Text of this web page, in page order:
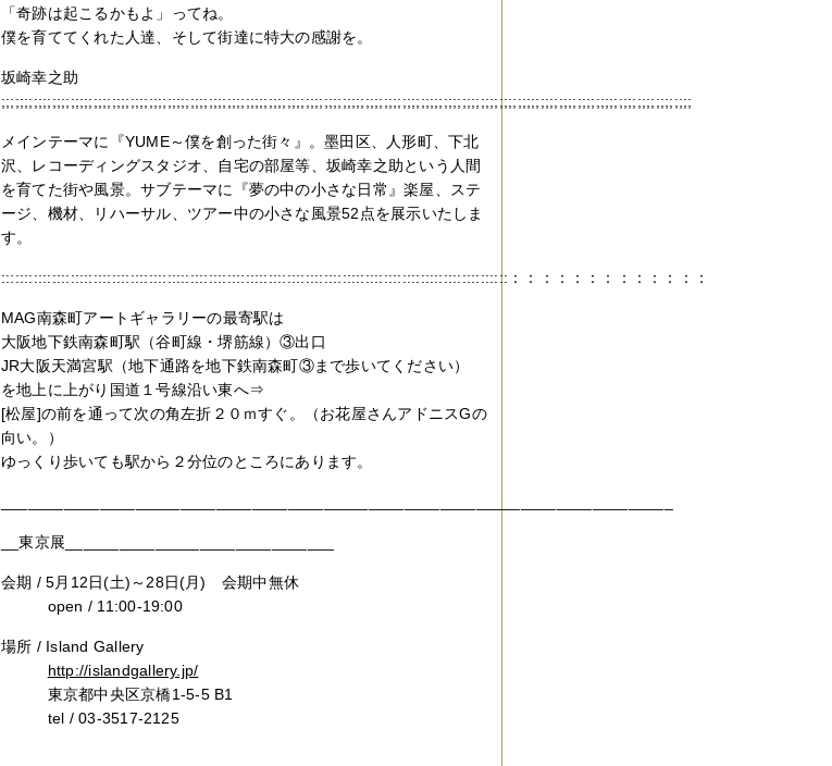
「奇跡は起こるかもよ」ってね。
僕を育ててくれた人達、そして街達に特大の感謝を。
坂崎幸之助
;;;;;;;;;;;;;;;;;;;;;;;;;;;;;;;;;;;;;;;;;;;;;;;;;;;;;;;;;;;;;;;;;;;;;;;;;;;;;;;;;;;;;;;;;;;;;;;;;;;;;;;;;;;;;;;;;;;;;;;;;;;;;;;;;;;;;;;;;;;;;;;;;;;;;;
メインテーマに『YUME～僕を創った街々』。墨田区、人形町、下北
沢、レコーディングスタジオ、自宅の部屋等、坂崎幸之助という人間
を育てた街や風景。サブテーマに『夢の中の小さな日常』楽屋、ステ
ージ、機材、リハーサル、ツアー中の小さな風景52点を展示いたしま
す。
::::::::::::::::::::::::::::::::::::::::::::::::::::::::::::::::::::::::::::::::::::::::::::::::::::::::::::::：：：：：：：：：：：：：
MAG南森町アートギャラリーの最寄駅は
大阪地下鉄南森町駅（谷町線・堺筋線）③出口
JR大阪天満宮駅（地下通路を地下鉄南森町③まで歩いてください）
を地上に上がり国道１号線沿い東へ⇒
[松屋]の前を通って次の角左折２０ｍすぐ。（お花屋さんアドニスGの
向い。）
ゆっくり歩いても駅から２分位のところにあります。
__東京展______________________________
会期 / 5月12日(土)～28日(月) 会期中無休
open / 11:00-19:00
場所 / Island Gallery
http://islandgallery.jp/
東京都中央区京橋1-5-5 B1
tel / 03-3517-2125